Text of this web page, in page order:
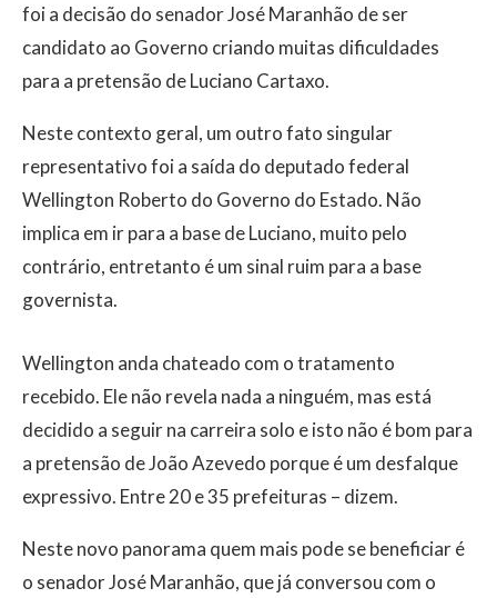
foi a decisão do senador José Maranhão de ser
candidato ao Governo criando muitas dificuldades
para a pretensão de Luciano Cartaxo.
Neste contexto geral, um outro fato singular
representativo foi a saída do deputado federal
Wellington Roberto do Governo do Estado. Não
implica em ir para a base de Luciano, muito pelo
contrário, entretanto é um sinal ruim para a base
governista.
Wellington anda chateado com o tratamento
recebido. Ele não revela nada a ninguém, mas está
decidido a seguir na carreira solo e isto não é bom para
a pretensão de João Azevedo porque é um desfalque
expressivo. Entre 20 e 35 prefeituras – dizem.
Neste novo panorama quem mais pode se beneficiar é
o senador José Maranhão, que já conversou com o